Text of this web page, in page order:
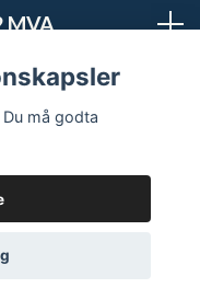
MVA
by Quickbutik
må godta